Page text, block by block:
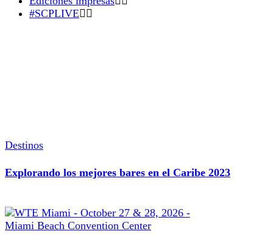
#SCPLIVE
Destinos
Explorando los mejores bares en el Caribe 2023